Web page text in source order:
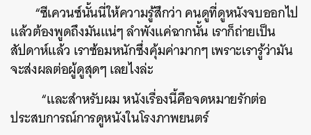
“ซีเควนซ์นั้นนี่ให้ความรู้สึกว่า คนดูที่ดูหนังจบออกไป
แล้วต้องพูดถึงมันแน่ๆ ลำพังแค่ฉากนั้น เราก็ถ่ายเป็น
สัปดาห์แล้ว เราซ้อมหนักซึ่งคุ้มค่ามากๆ เพราะเรารู้ว่ามัน
จะส่งผลต่อผู้ดูสุดๆ เลยไงล่ะ
“และสำหรับผม หนังเรื่องนี้คือจดหมายรักต่อ
ประสบการณ์การดูหนังในโรงภาพยนตร์